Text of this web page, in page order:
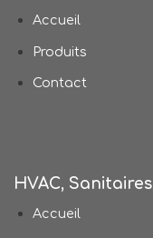
Accueil
Produits
Contact
HVAC, Sanitaires
Accueil